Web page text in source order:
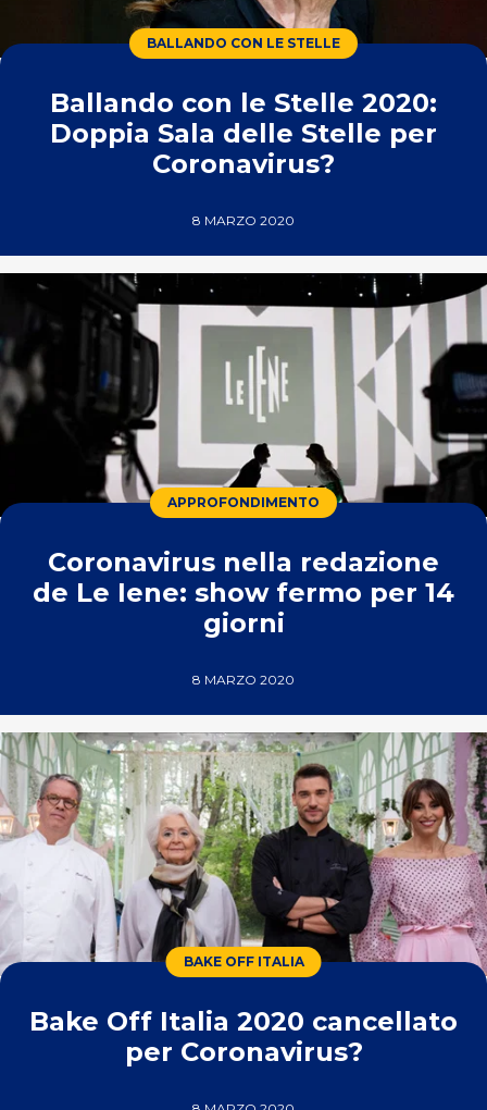
BALLANDO CON LE STELLE
Ballando con le Stelle 2020:
Doppia Sala delle Stelle per
Coronavirus?
8 MARZO 2020
APPROFONDIMENTO
Coronavirus nella redazione
de Le Iene: show fermo per 14
giorni
8 MARZO 2020
BAKE OFF ITALIA
Bake Off Italia 2020 cancellato
per Coronavirus?